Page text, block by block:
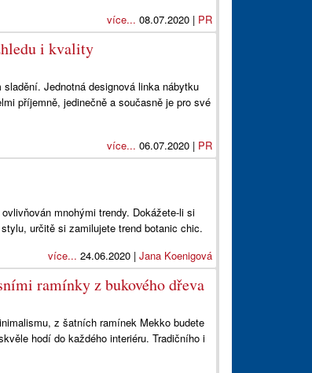
více... 08.07.2020 | PR
i kvality
Jednotná designová linka nábytku
příjemně, jedinečně a současně je pro své
více... 06.07.2020 | PR
mnohými trendy. Dokážete-li si
určitě si zamilujete trend botanic chic.
více... 24.06.2020 | Jana Koenigová
ramínky z bukového dřeva
z šatních ramínek Mekko budete
hodí do každého interiéru. Tradičního i